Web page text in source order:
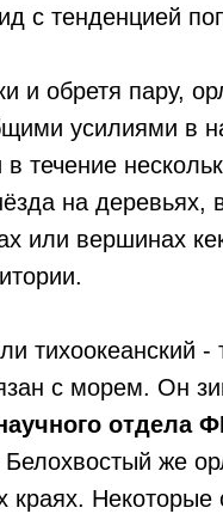
с тенденцией
и обретя пару,
усилиями в
течение
на
или вершинах
тихоокеанский
с морем. Он
отдела
Белохвостый же